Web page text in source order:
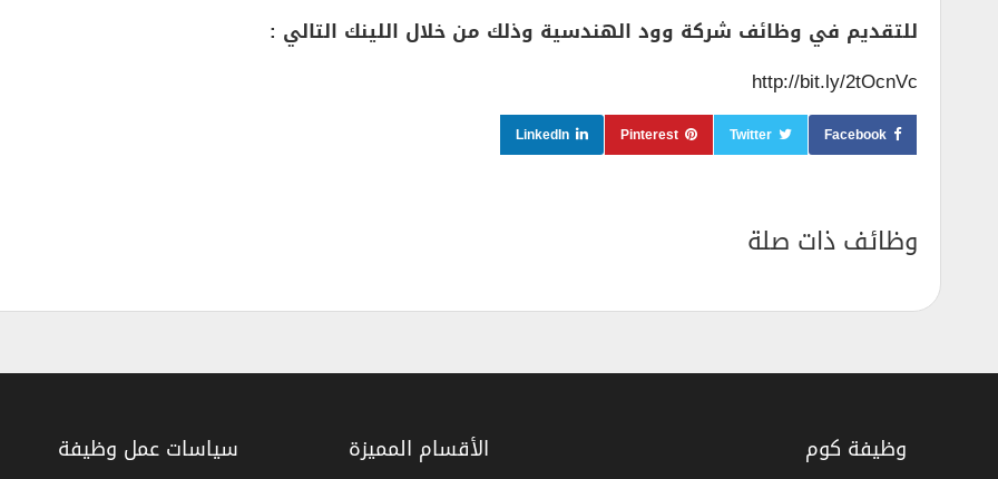
للتقديم في وظائف شركة وود الهندسية وذلك من خلال اللينك التالي :
http://bit.ly/2tOcnVc
Facebook
Twitter
Pinterest
LinkedIn
وظائف ذات صلة
وظيفة كوم الأقسام المميزة سياسات عمل وظيفة